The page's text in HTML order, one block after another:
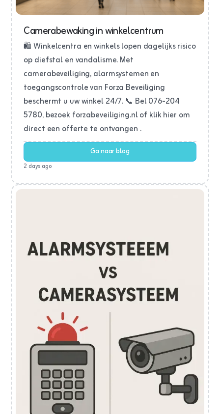
Camerabewaking in winkelcentrum
🛍️ Winkelcentra en winkels lopen dagelijks risico
op diefstal en vandalisme. Met
camerabeveiliging, alarmsystemen en
toegangscontrole van Forza Beveiliging
beschermt u uw winkel 24/7. 📞 Bel 076-204
5780, bezoek forzabeveiliging.nl of klik hier om
direct een offerte te ontvangen .
Ga naar blog
2 days ago